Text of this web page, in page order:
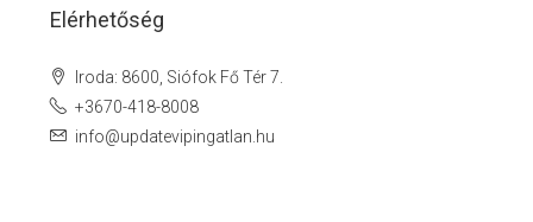
Elérhetőség
Iroda: 8600, Siófok Fő Tér 7.
+3670-418-8008
info@updatevipingatlan.hu